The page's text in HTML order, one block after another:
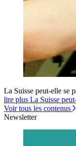
La Suisse peut-elle se
lire plus La Suisse
Voir tous les contenus
Newsletter